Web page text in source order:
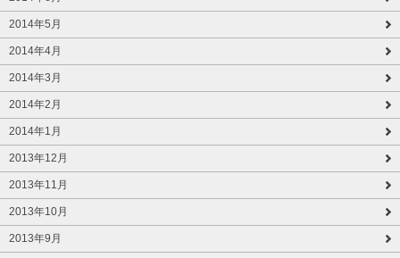
2014年5月
2014年4月
2014年3月
2014年2月
2014年1月
2013年12月
2013年11月
2013年10月
2013年9月